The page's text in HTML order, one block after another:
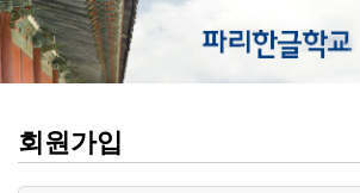
회원가입